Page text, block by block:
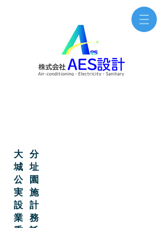
大分
城址
公園
実施
設計
業務